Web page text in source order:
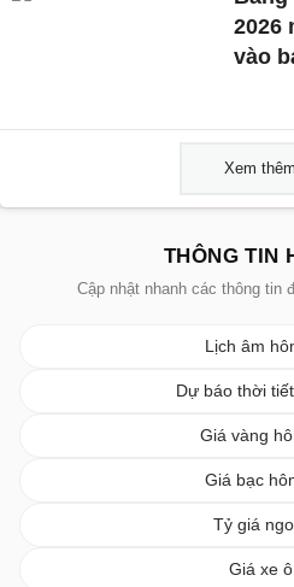
2026
vào
Xem thêm
THÔNG TIN
Cập nhật nhanh các thông tin
Lịch âm
Dự báo thời
Giá vàng
Giá bạc
Tỷ giá
Giá xe